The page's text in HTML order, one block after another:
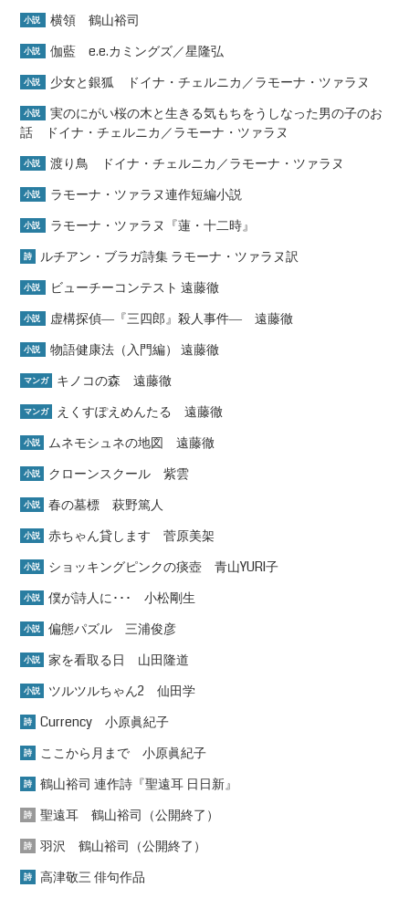
小説 横領 鶴山裕司
小説 伽藍 e.e.カミングズ／星隆弘
小説 少女と銀狐 ドイナ・チェルニカ／ラモーナ・ツァラヌ
小説
実のにがい桜の木と生きる気もちをうしなった男の子のお
話 ドイナ・チェルニカ／ラモーナ・ツァラヌ
小説 渡り鳥 ドイナ・チェルニカ／ラモーナ・ツァラヌ
小説 ラモーナ・ツァラヌ連作短編小説
小説 ラモーナ・ツァラヌ『蓮・十二時』
詩 ルチアン・ブラガ詩集 ラモーナ・ツァラヌ訳
小説 ビューチーコンテスト 遠藤徹
小説 虚構探偵―『三四郎』殺人事件― 遠藤徹
小説 物語健康法（入門編） 遠藤徹
マンガ キノコの森 遠藤徹
マンガ えくすぽえめんたる 遠藤徹
小説 ムネモシュネの地図 遠藤徹
小説 クローンスクール 紫雲
小説 春の墓標 萩野篤人
小説 赤ちゃん貸します 菅原美架
小説 ショッキングピンクの痰壺 青山YURI子
小説 僕が詩人に･･･ 小松剛生
小説 偏態パズル 三浦俊彦
小説 家を看取る日 山田隆道
小説 ツルツルちゃん2 仙田学
詩 Currency 小原眞紀子
詩 ここから月まで 小原眞紀子
詩 鶴山裕司 連作詩『聖遠耳 日日新』
詩 聖遠耳 鶴山裕司（公開終了）
詩 羽沢 鶴山裕司（公開終了）
詩 高津敬三 俳句作品